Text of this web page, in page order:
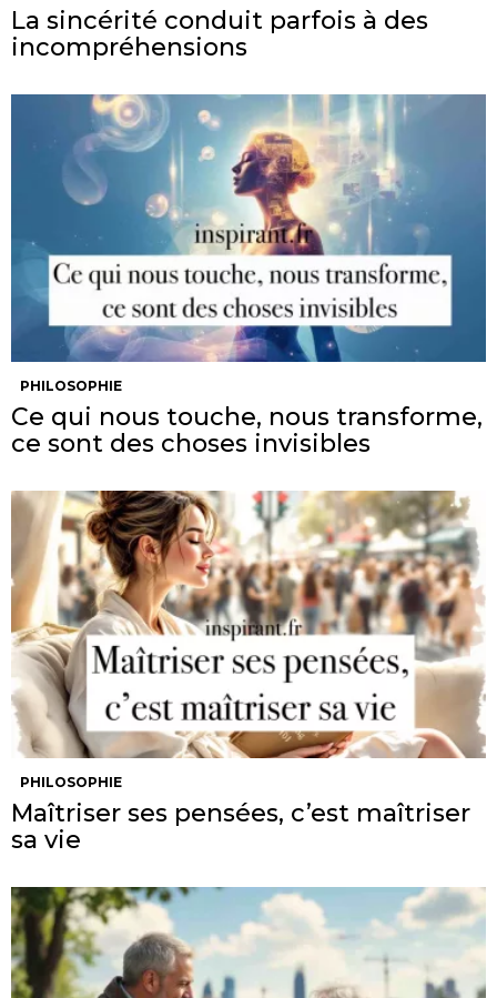
La sincérité conduit parfois à des
incompréhensions
PHILOSOPHIE
Ce qui nous touche, nous transforme,
ce sont des choses invisibles
PHILOSOPHIE
Maîtriser ses pensées, c’est maîtriser
sa vie